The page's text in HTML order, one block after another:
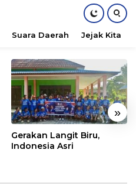
Suara Daerah Jejak Kita
»
Gerakan Langit Biru,
Indonesia Asri